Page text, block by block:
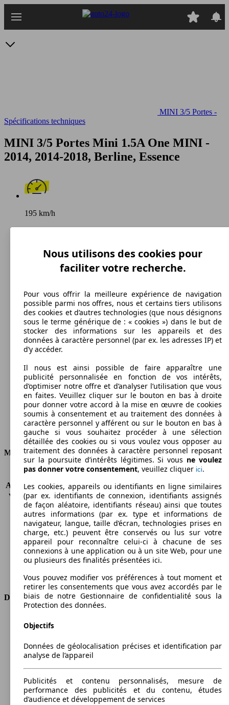
au
MINI 3/5 Portes -
Spécifications techniques
MINI 3/5 Portes Mini 1.5A One MINI -
2014, 2014-2018, Berline, Essence
195 km/h
Carburant
109 g/km
Émissions de CO2 (combinées)*
Ø 4.8 l/100km
Consommation
Moteur et Puissance
KW (CH)
75 kW (102 PS)
Accélération (0-100 km/h) 10.2s
Vitesse maximale (km/h) 195 km/h
Nombre de vitesses
7
Couple
190 nm
Cylindrée
1499 ccm
Carburant
Essence
Cylindres
3
Transmission
Boîte automatique
Type de traction
Traction
Dimensions
Largeur
1727 mm
Empattement
Portes
3
Sièges
4
Nous utilisons des cookies pour
faciliter votre recherche.
Pour vous offrir la meilleure expérience de navigation
possible parmi nos offres, nous et certains tiers utilisons
des cookies et d’autres technologies (que nous désignons
sous le terme générique de : « cookies ») dans le but de
stocker des informations sur les appareils et des
données à caractère personnel (par ex. les adresses IP) et
d’y accéder.
Il nous est ainsi possible de faire apparaître une
publicité personnalisée en fonction de vos intérêts,
d’optimiser notre offre et d’analyser l’utilisation que vous
en faites. Veuillez cliquer sur le bouton en bas à droite
pour donner votre accord à la mise en œuvre de cookies
soumis à consentement et au traitement des données à
caractère personnel y afférent ou sur le bouton en bas à
gauche si vous souhaitez procéder à une sélection
détaillée des cookies ou si vous voulez vous opposer au
traitement des données à caractère personnel reposant
sur la poursuite d’intérêts légitimes. Si vous ne voulez
pas donner votre consentement, veuillez cliquer ici.
Les cookies, appareils ou identifiants en ligne similaires
(par ex. identifiants de connexion, identifiants assignés
de façon aléatoire, identifiants réseau) ainsi que toutes
autres informations (par ex. type et informations de
navigateur, langue, taille d’écran, technologies prises en
charge, etc.) peuvent être conservés ou lus sur votre
appareil pour reconnaître celui-ci à chacune de ses
connexions à une application ou à un site Web, pour une
ou plusieurs des finalités présentées ici.
Vous pouvez modifier vos préférences à tout moment et
retirer les consentements que vous avez accordés par le
biais de notre Gestionnaire de confidentialité sous la
Protection des données.
Objectifs
Données de géolocalisation précises et identification par
analyse de l’appareil
Publicités et contenu personnalisés, mesure de
performance des publicités et du contenu, études
d’audience et développement de services